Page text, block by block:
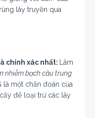
lây truyền qua
chính xác nhất:
Lâm
nhiễm bạch cầu trung
là một chẩn đoán của
để loại trừ các lây